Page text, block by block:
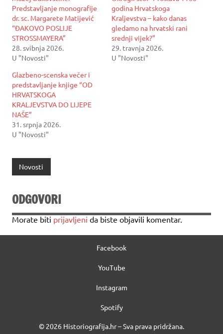
Predstavljanje monografije
dr. sc. Margarete Matijević
“ĐAKOVO POSLIJE
STROSSMAYERA”
28. svibnja 2026.
U "Novosti"
godina Hrvatskoga
Kraljevstva – kako danas
gledamo na hrvatski rani
srednji vijek?”
29. travnja 2026.
U "Novosti"
Glazbeno-scenska večer i
predstavljanje knjige “OD
HRVATSKOGA
KRALJEVSTVA DO LIJEPE
NAŠE”
31. srpnja 2026.
U "Novosti"
Novosti
ODGOVORI
Morate biti prijavljeni da biste objavili komentar.
Facebook
YouTube
Instagram
Spotify
© 2026 Historiografija.hr – Sva prava pridržana.